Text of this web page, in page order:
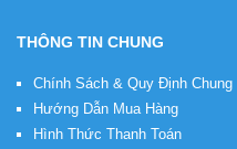
THÔNG TIN CHUNG
Chính Sách & Quy Định Chung
Hướng Dẫn Mua Hàng
Hình Thức Thanh Toán